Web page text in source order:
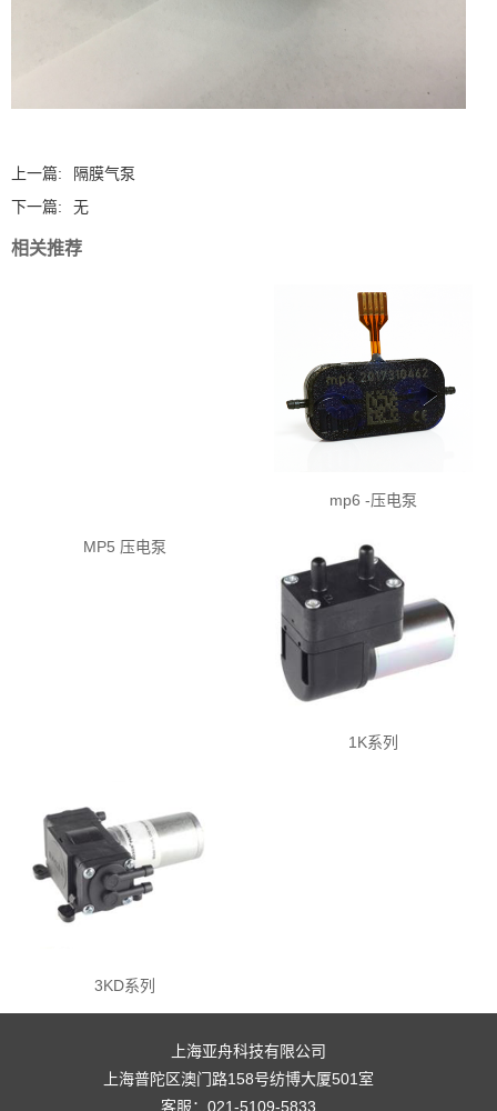
上一篇:
隔膜气泵
下一篇:
无
相关推荐
MP5 压电泵
mp6 -压电泵
1K系列
3KD系列
上海亚舟科技有限公司
上海普陀区澳门路158号纺博大厦501室
客服：021-5109-5833